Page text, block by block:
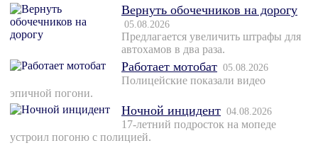
Вернуть обочечников на дорогу
05.08.2026
Предлагается увеличить штрафы для
автохамов в два раза.
Работает мотобат 05.08.2026
Полицейские показали видео
эпичной погони.
Ночной инцидент 04.08.2026
17-летний подросток на мопеде
устроил погоню с полицией.